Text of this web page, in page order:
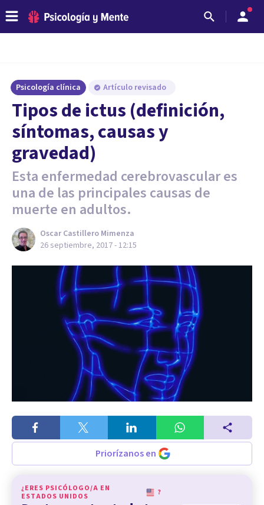
Psicología clínica Artículo revisado
​Tipos de ictus (definición,
síntomas, causas y
gravedad)
Esta enfermedad cerebrovascular es
una de las principales causas de
muerte en adultos.
Oscar Castillero Mimenza
26 septiembre, 2017 - 12:15
Priorízanos en
¿ERES PSICÓLOGO/A EN
ESTADOS UNIDOS
?